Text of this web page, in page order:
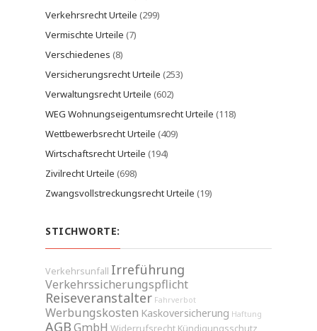
Verkehrsrecht Urteile (299)
Vermischte Urteile (7)
Verschiedenes (8)
Versicherungsrecht Urteile (253)
Verwaltungsrecht Urteile (602)
WEG Wohnungseigentumsrecht Urteile (118)
Wettbewerbsrecht Urteile (409)
Wirtschaftsrecht Urteile (194)
Zivilrecht Urteile (698)
Zwangsvollstreckungsrecht Urteile (19)
STICHWORTE:
Verkehrsunfall Irreführung
Verkehrssicherungspflicht
Reiseveranstalter Fahrverbot
Werbungskosten Kaskoversicherung Haftung
AGBGmbH Widerrufsrecht Kündigungsschutz